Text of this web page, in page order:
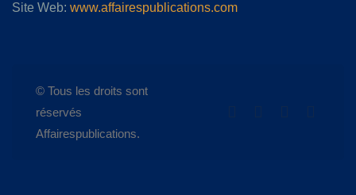
Site Web: www.affairespublications.com
© Tous les droits sont
réservés
Affairespublications.